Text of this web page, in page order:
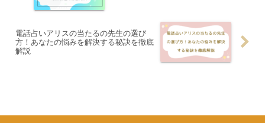
電話占いアリスの当たるの先生の選び
方！あなたの悩みを解決する秘訣を徹底
解説